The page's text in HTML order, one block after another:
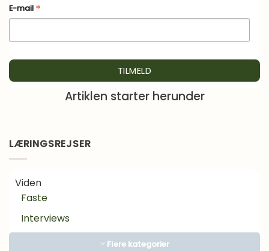
E-mail *
Artiklen starter herunder
LÆRINGSREJSER
Viden
Faste
Interviews
Flere kategorier